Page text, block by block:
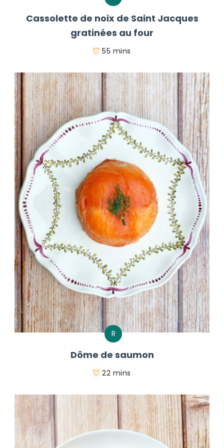
Cassolette de noix de Saint Jacques
gratinées au four
55 mins
R
Dôme de saumon
22 mins